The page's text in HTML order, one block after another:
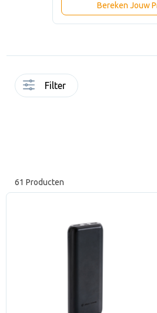
Filter
61 Producten